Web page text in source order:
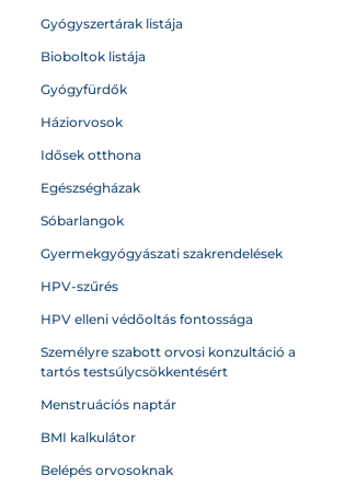
Gyógyszertárak listája
Bioboltok listája
Gyógyfürdők
Háziorvosok
Idősek otthona
Egészségházak
Sóbarlangok
Gyermekgyógyászati szakrendelések
HPV-szűrés
HPV elleni védőoltás fontossága
Személyre szabott orvosi konzultáció a
tartós testsúlycsökkentésért
Menstruációs naptár
BMI kalkulátor
Belépés orvosoknak